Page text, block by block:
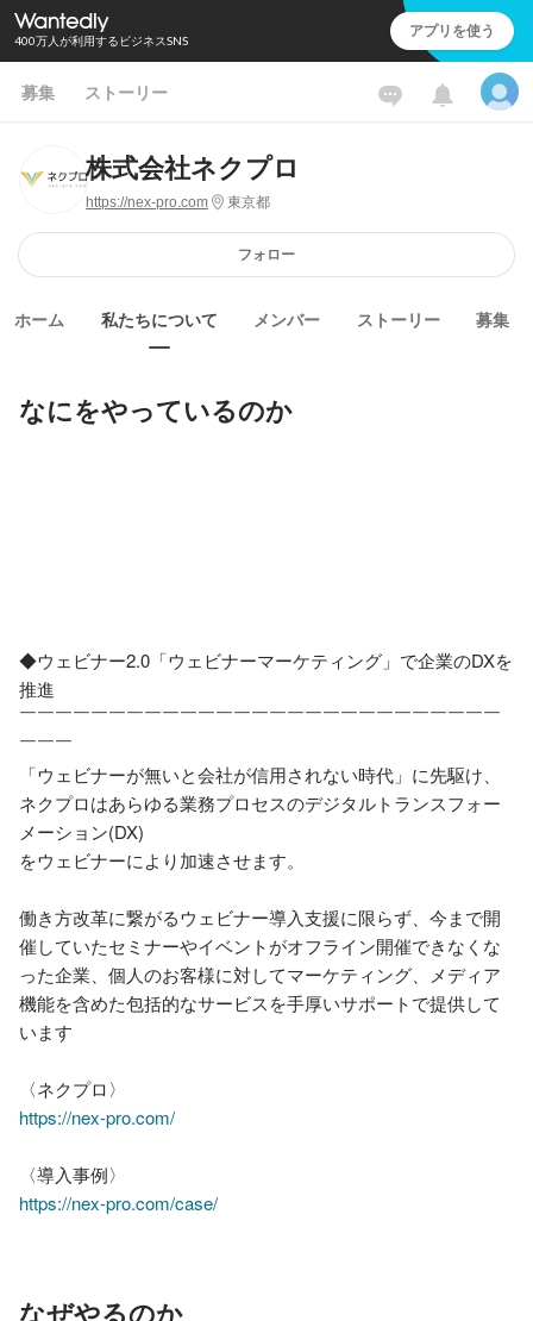
400万人が利用するビジネスSNS アプリを使う
募集 ストーリー
株式会社ネクプロ
https://nex-pro.com 東京都
フォロー
ホーム 私たちについて メンバー ストーリー 募集
なにをやっているのか
◆ウェビナー2.0「ウェビナーマーケティング」で企業のDXを
推進
￣￣￣￣￣￣￣￣￣￣￣￣￣￣￣￣￣￣￣￣￣￣￣￣￣￣￣
￣￣￣
「ウェビナーが無いと会社が信用されない時代」に先駆け、
ネクプロはあらゆる業務プロセスのデジタルトランスフォー
メーション(DX)
をウェビナーにより加速させます。
働き方改革に繋がるウェビナー導入支援に限らず、今まで開
催していたセミナーやイベントがオフライン開催できなくな
った企業、個人のお客様に対してマーケティング、メディア
機能を含めた包括的なサービスを手厚いサポートで提供して
います
https://nex-pro.com/
https://nex-pro.com/case/